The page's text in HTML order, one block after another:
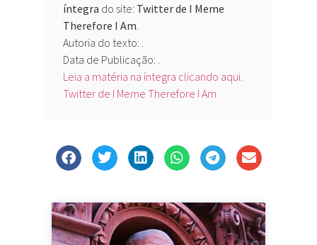
íntegra do site: Twitter de I Meme
Therefore I Am
Autoria do texto: .
Data de Publicação: .
Leia a matéria na íntegra clicando aqui.
Twitter de I Meme Therefore I Am